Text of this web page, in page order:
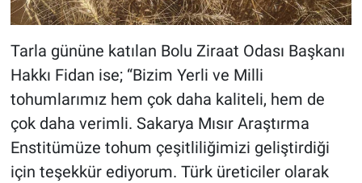
Tarla gününe katılan Bolu Ziraat Odası Başkanı
Hakkı Fidan ise; “Bizim Yerli ve Milli
tohumlarımız hem çok daha kaliteli, hem de
çok daha verimli. Sakarya Mısır Araştırma
Enstitümüze tohum çeşitliliğimizi geliştirdiği
için teşekkür ediyorum. Türk üreticiler olarak